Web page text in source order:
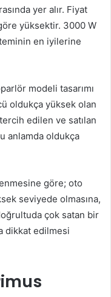
yer alır. Fiyat
yüksektir. 3000 W
en iyilerine
modeli tasarımı
oldukça yüksek olan
edilen ve satılan
anlamda oldukça
göre; oto
seviyede olmasına,
çok satan bir
dikkat edilmesi